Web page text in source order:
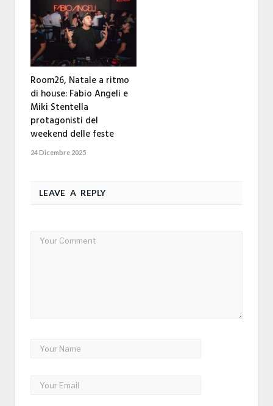
Room26, Natale a ritmo
di house: Fabio Angeli e
Miki Stentella
protagonisti del
weekend delle feste
24 Dicembre 2025
LEAVE A REPLY